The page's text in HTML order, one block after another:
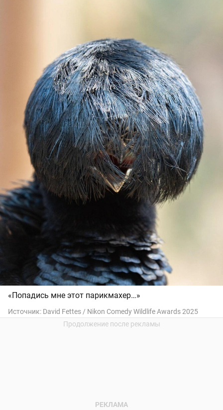
«Попадись мне этот парикмахер…»
Источник: David Fettes / Nikon Comedy Wildlife Awards 2025